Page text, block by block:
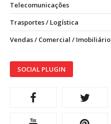
Telecomunicações
Trasportes / Logística
Vendas / Comercial / Imobiliário
SOCIAL PLUGIN